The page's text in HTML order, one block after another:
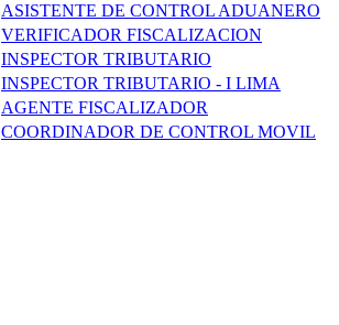
ASISTENTE DE CONTROL ADUANERO
VERIFICADOR FISCALIZACION
INSPECTOR TRIBUTARIO
INSPECTOR TRIBUTARIO - I LIMA
AGENTE FISCALIZADOR
COORDINADOR DE CONTROL MOVIL